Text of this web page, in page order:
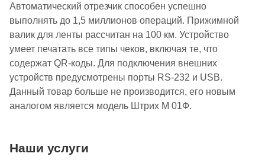
Автоматический отрезчик способен успешно
выполнять до 1,5 миллионов операций. Прижимной
валик для ленты рассчитан на 100 км. Устройство
умеет печатать все типы чеков, включая те, что
содержат QR-коды. Для подключения внешних
устройств предусмотрены порты RS-232 и USB.
Данный товар больше не производится, его новым
аналогом является модель Штрих М 01Ф.
Наши услуги